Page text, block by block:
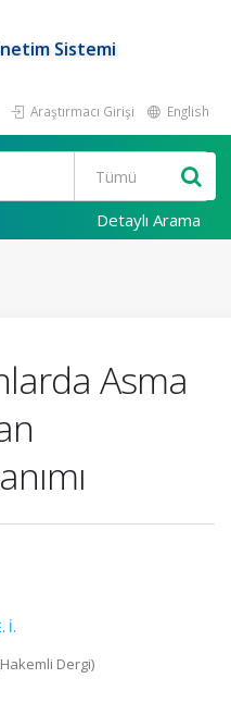
Sistemi
Araştırmacı Girişi English
Detaylı Arama
Asma
İ.
Dergi)